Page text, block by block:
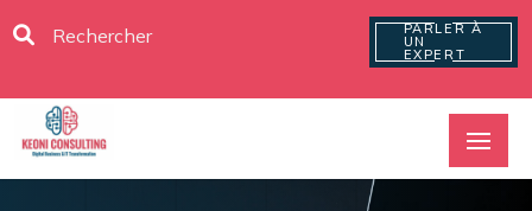
PARLER À
UN
EXPERT